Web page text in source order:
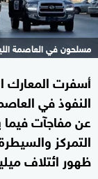
مسلحون في العاصمة
أسفرت المعارك
النفوذ في
عن مفاجآت فيما
التمركز
ظهور ائتلاف